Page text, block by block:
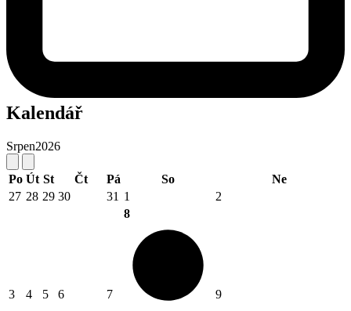
Kalendář
Srpen2026
Po Út St Čt Pá So
Ne
27 28 29 30 31 1 2
3 4 5 6 7
8
9